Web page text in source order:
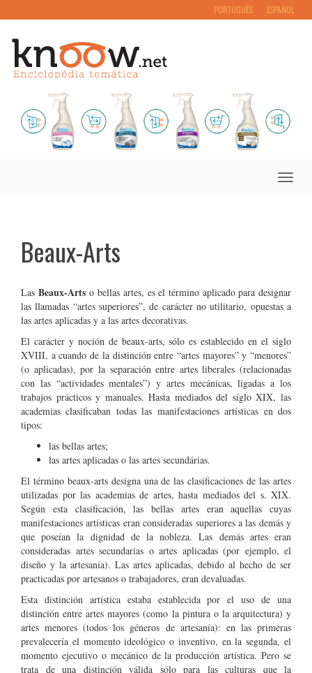
PORTUGUÊS ESPAÑOL
Toggle
Beaux-Arts
Las Beaux-Artso bellas artes, es el término aplicado para designar
las llamadas “artes superiores”, de carácter no utilitario, opuestas a
las artes aplicadas y a las artes decorativas.
El carácter y noción de beaux-arts, sólo es establecido en el siglo
XVIII, a cuando de la distinción entre “artes mayores” y “menores”
(o aplicadas), por la separación entre artes liberales (relacionadas
con las “actividades mentales”) y artes mecánicas, ligadas a los
trabajos prácticos y manuales. Hasta mediados del siglo XIX, las
academias clasificaban todas las manifestaciones artísticas en dos
tipos:
las bellas artes;
las artes aplicadas o las artes secundárias.
El término beaux-arts designa una de las clasificaciones de las artes
utilizadas por las academias de artes, hasta mediados del s. XIX.
Según esta clasificación, las bellas artes eran aquellas cuyas
manifestaciones artísticas eran consideradas superiores a las demás y
que poseían la dignidad de la nobleza. Las demás artes eran
consideradas artes secundarias o artes aplicadas (por ejemplo, el
diseño y la artesanía). Las artes aplicadas, debido al hecho de ser
practicadas por artesanos o trabajadores, eran devaluadas.
Esta distinción artística estaba establecida por el uso de una
distinción entre artes mayores (como la pintura o la arquitectura) y
artes menores (todos los géneros de artesanía): en las primeras
prevalecería el momento ideológico o inventivo, en la segunda, el
momento ejecutivo o mecánico de la producción artística. Pero se
trata de una distinción válida sólo para las culturas que la